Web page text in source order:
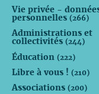
Vie privée -
personnelles (266)
Administrations et
collectivités (244)
Éducation (222)
Libre à vous ! (210)
Associations (200)